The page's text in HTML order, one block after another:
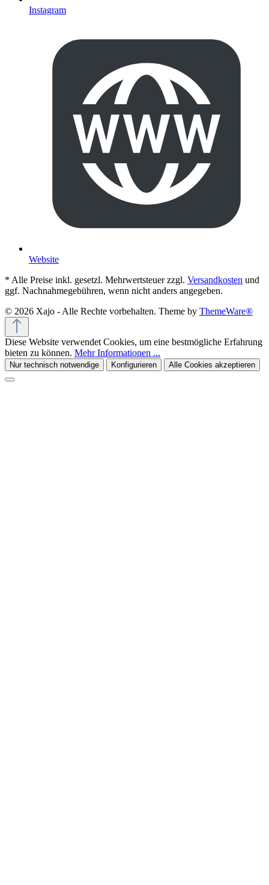
Instagram
Website
* Alle Preise inkl. gesetzl. Mehrwertsteuer zzgl. Versandkosten und
ggf. Nachnahmegebühren, wenn nicht anders angegeben.
© 2026 Xajo - Alle Rechte vorbehalten. Theme by ThemeWare®
Diese Website verwendet Cookies, um eine bestmögliche Erfahrung
bieten zu können. Mehr Informationen ...
Nur technisch notwendige Konfigurieren Alle Cookies akzeptieren